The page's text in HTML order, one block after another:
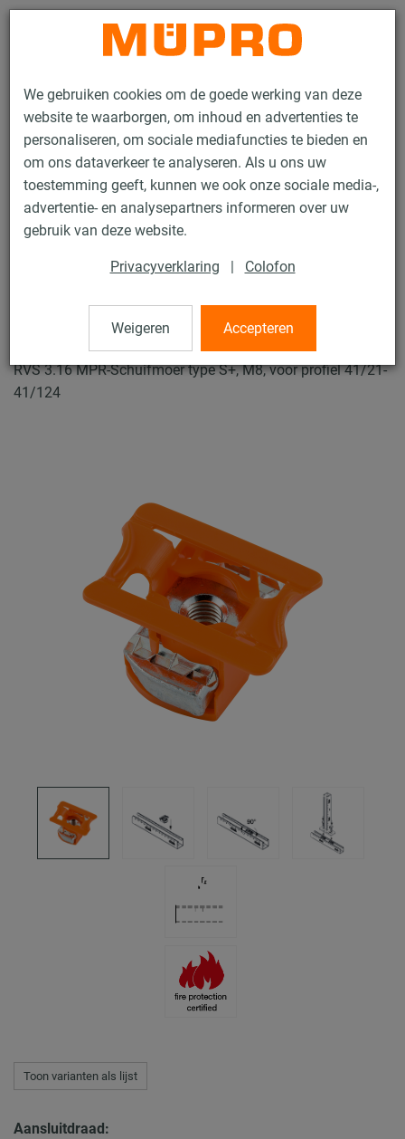
We gebruiken cookies om de goede werking van deze
website te waarborgen, om inhoud en advertenties te
personaliseren, om sociale mediafuncties te bieden en
om ons dataverkeer te analyseren. Als u ons uw
toestemming geeft, kunnen we ook onze sociale media-,
advertentie- en analysepartners informeren over uw
gebruik van deze website.
Privacyverklaring | Colofon
Weigeren Accepteren
Contact
Producten Bevestigingstechniek
Installatierails
MPR Schuifmoeren type S+
MPR Schuifmoeren type S+
RVS 3.16 MPR-Schuifmoer type S+, M8, voor profiel 41/21-
41/124
Toon varianten als lijst
Aansluitdraad: